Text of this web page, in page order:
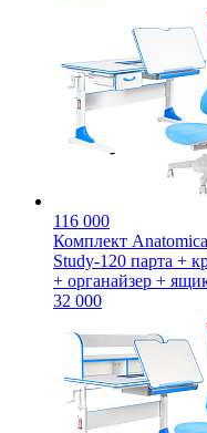
116 000
Комплект Anatomica
Study-120 парта +
+ органайзер +
32 000